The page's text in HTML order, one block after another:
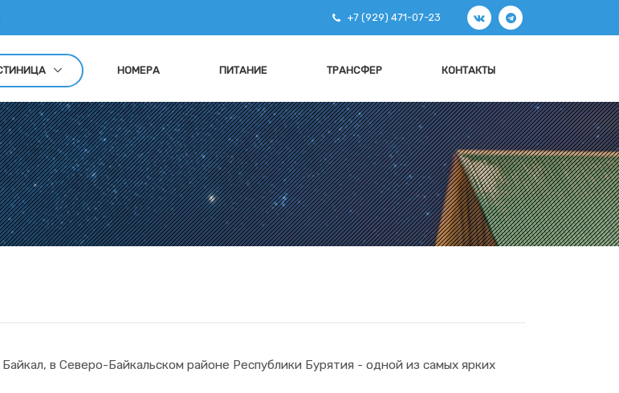
+7 (929) 471-07-23
НОМЕРА ПИТАНИЕ ТРАНСФЕР КОНТАКТЫ
в Северо-Байкальском районе Республики Бурятия - одной из самых ярких